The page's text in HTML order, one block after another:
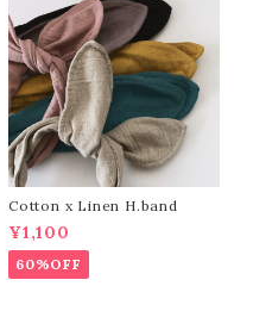
Cotton x Linen H.band
¥1,100
60%OFF